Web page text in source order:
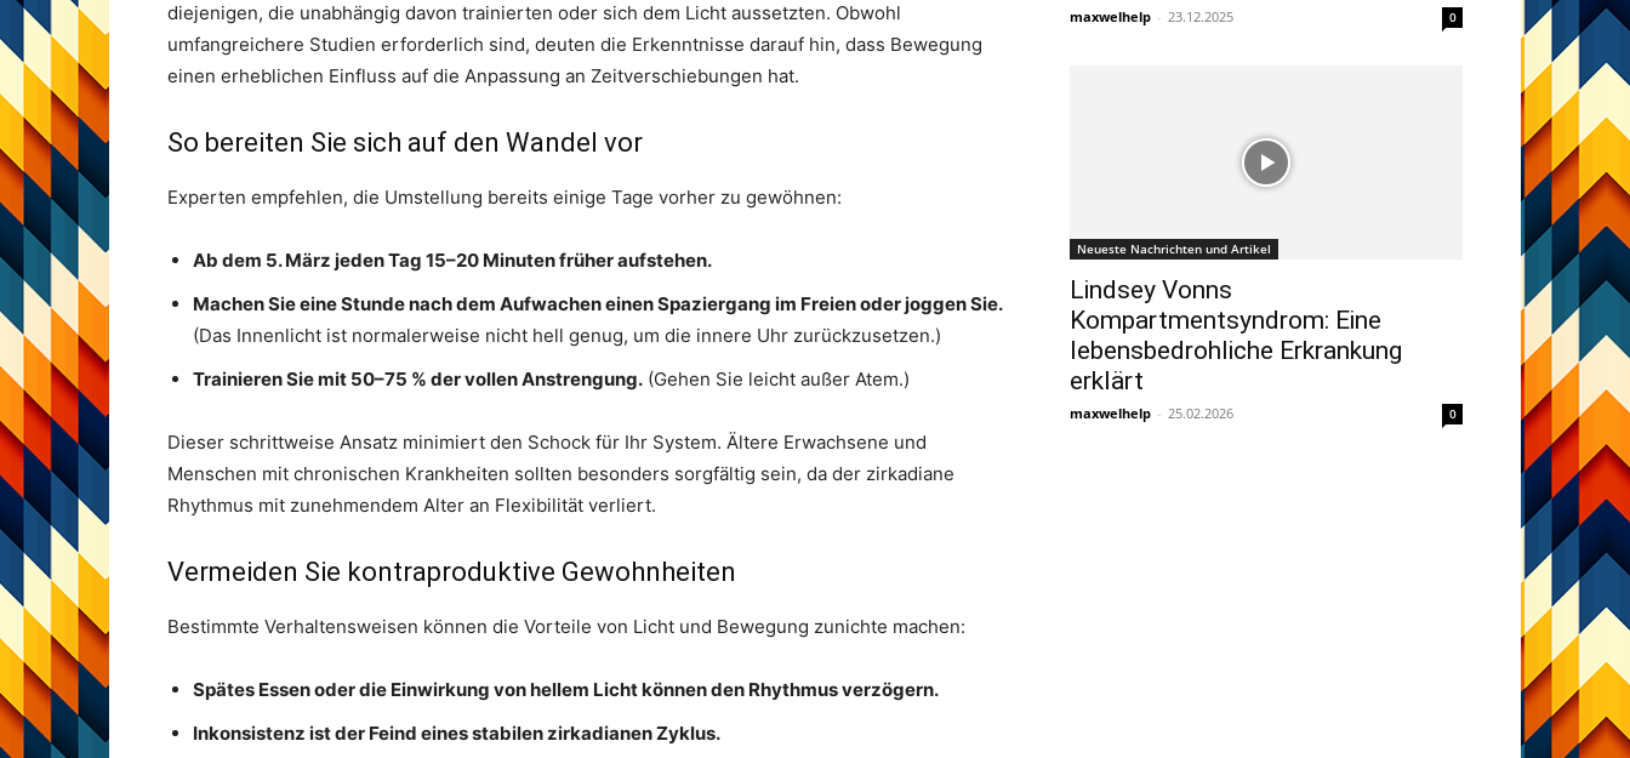
diejenigen, die unabhängig davon trainierten oder sich dem Licht aussetzten. Obwohl
umfangreichere Studien erforderlich sind, deuten die Erkenntnisse darauf hin, dass Bewegung
einen erheblichen Einfluss auf die Anpassung an Zeitverschiebungen hat.
So bereiten Sie sich auf den Wandel vor
Experten empfehlen, die Umstellung bereits einige Tage vorher zu gewöhnen:
Ab dem 5. März jeden Tag 15–20 Minuten früher aufstehen.
Machen Sie eine Stunde nach dem Aufwachen einen Spaziergang im Freien oder joggen Sie.
(Das Innenlicht ist normalerweise nicht hell genug, um die innere Uhr zurückzusetzen.)
Trainieren Sie mit 50–75 % der vollen Anstrengung. (Gehen Sie leicht außer Atem.)
Dieser schrittweise Ansatz minimiert den Schock für Ihr System. Ältere Erwachsene und
Menschen mit chronischen Krankheiten sollten besonders sorgfältig sein, da der zirkadiane
Rhythmus mit zunehmendem Alter an Flexibilität verliert.
Vermeiden Sie kontraproduktive Gewohnheiten
Bestimmte Verhaltensweisen können die Vorteile von Licht und Bewegung zunichte machen:
Spätes Essen oder die Einwirkung von hellem Licht können den Rhythmus verzögern.
Inkonsistenz ist der Feind eines stabilen zirkadianen Zyklus.
maxwelhelp - 23.12.2025 0
Neueste Nachrichten und Artikel
Lindsey Vonns
Kompartmentsyndrom: Eine
lebensbedrohliche Erkrankung
erklärt
maxwelhelp - 25.02.2026 0